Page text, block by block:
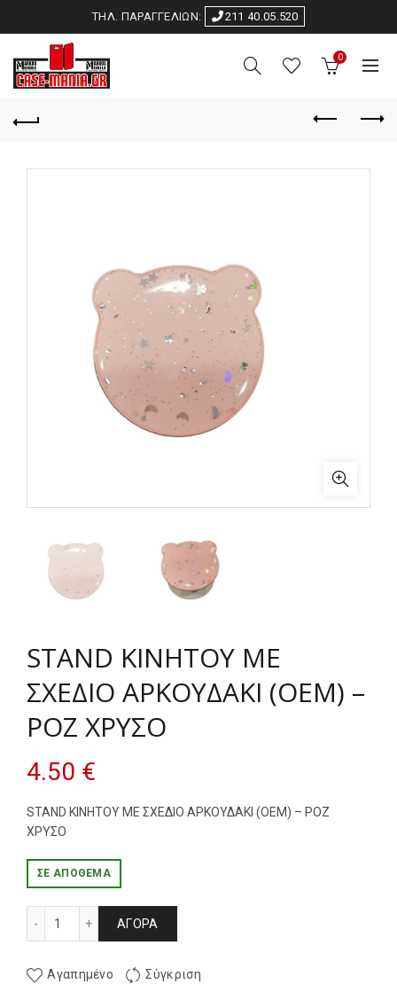
ΤΗΛ. ΠΑΡΑΓΓΕΛΙΩΝ: 211 40.05.520
0
STAND ΚΙΝΗΤΟΥ ΜΕ
ΣΧΕΔΙΟ ΑΡΚΟΥΔΑΚΙ (OEM) –
ΡΟΖ ΧΡΥΣΟ
4.50 €
STAND ΚΙΝΗΤΟΥ ΜΕ ΣΧΕΔΙΟ ΑΡΚΟΥΔΑΚΙ (OEM) – ΡΟΖ
ΧΡΥΣΟ
ΣΕ ΑΠΌΘΕΜΑ
STAND ΚΙΝΗΤΟΥ ΜΕ ΣΧΕΔΙΟ ΑΡΚΟΥΔΑΚΙ (OEM) - ΡΟΖ
ΑΓΟΡΆ
Αγαπημένο Σύγκριση